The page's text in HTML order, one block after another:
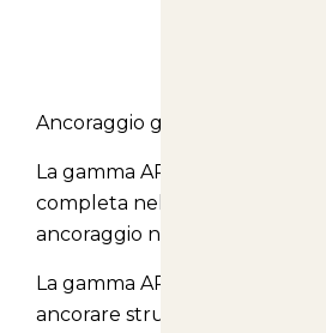
Ancoraggio gripple Apex 4
La gamma APEX di Gripple,
completa nel mercato, offre
ancoraggio nel sottosuolo.
La gamma APEX propone
ancorare strutture di vigneti